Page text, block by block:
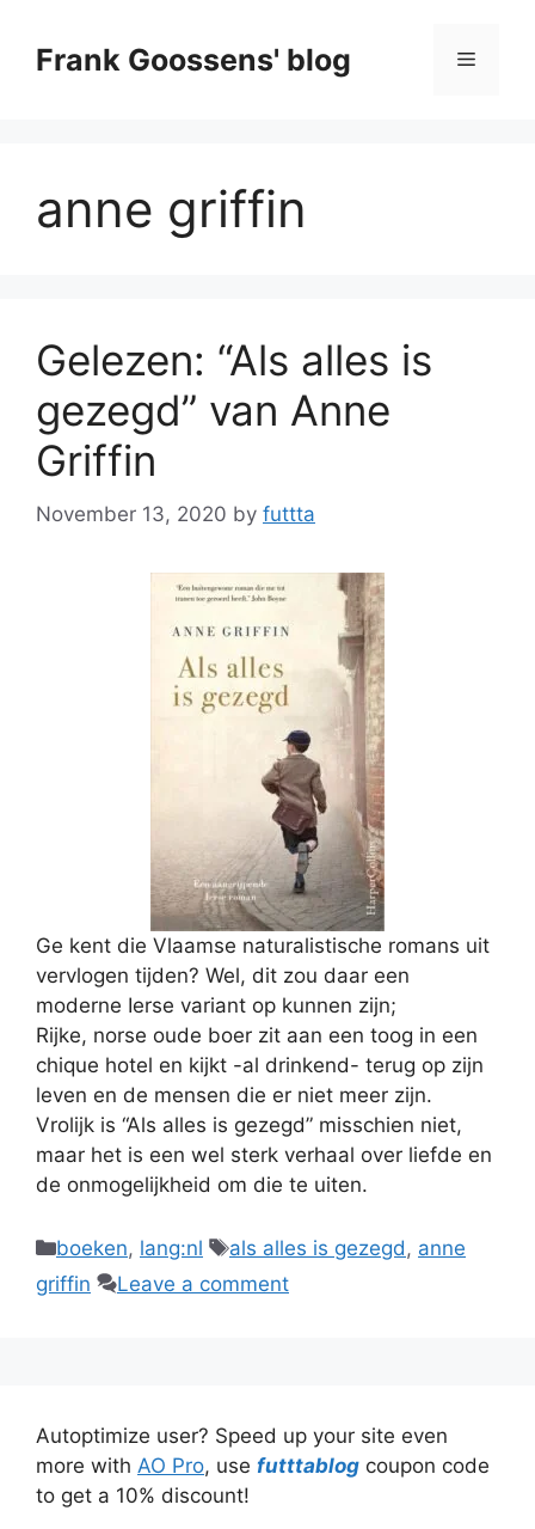
contentFrank Goossens' blog Menu
anne griffin
Gelezen: “Als alles is
gezegd” van Anne
Griffin
November 13, 2020 by futtta
Ge kent die Vlaamse naturalistische romans uit
vervlogen tijden? Wel, dit zou daar een
moderne Ierse variant op kunnen zijn;
Rijke, norse oude boer zit aan een toog in een
chique hotel en kijkt -al drinkend- terug op zijn
leven en de mensen die er niet meer zijn.
Vrolijk is “Als alles is gezegd” misschien niet,
maar het is een wel sterk verhaal over liefde en
de onmogelijkheid om die te uiten.
Categories
boeken, lang:nl Tags
als alles is gezegd, anne
griffin
Leave a comment
Autoptimize user? Speed up your site even
more with AO Pro, use futttablog coupon code
to get a 10% discount!